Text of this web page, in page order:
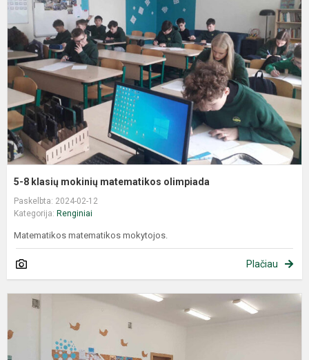
5-8 klasių mokinių matematikos olimpiada
Paskelbta: 2024-02-12
Kategorija: Renginiai
Matematikos matematikos mokytojos.
Plačiau